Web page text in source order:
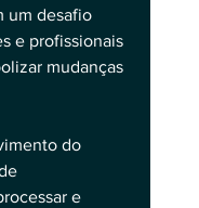
um desafio
e profissionais
mudanças
do
e